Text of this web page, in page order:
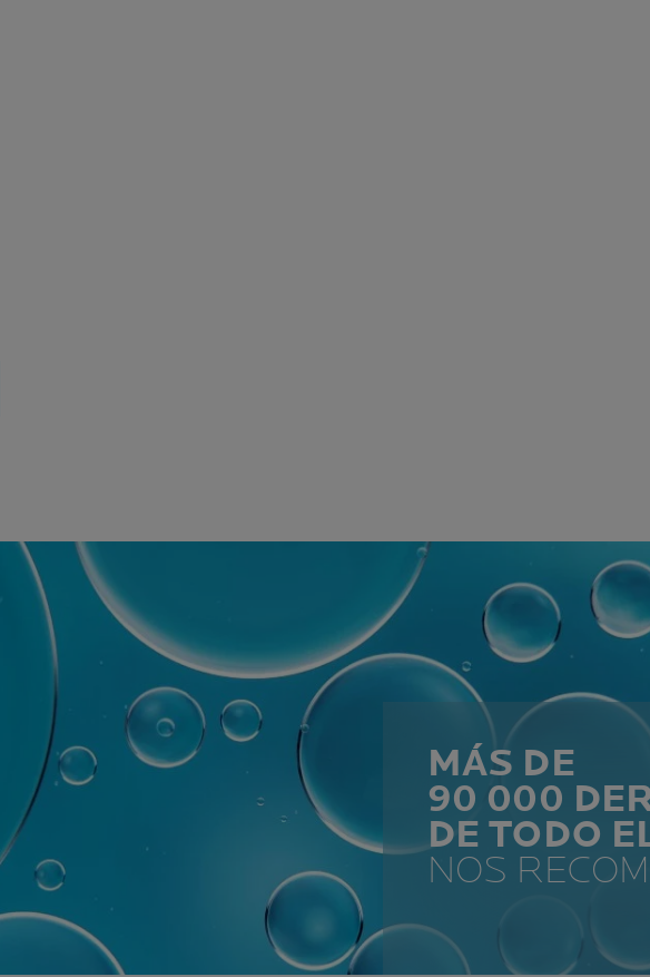
MÁS DE
90 000
DE TODO
NOS